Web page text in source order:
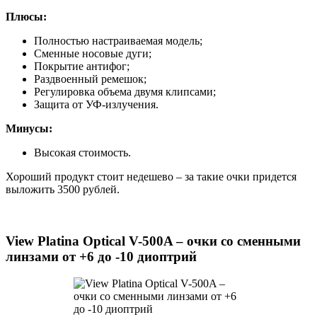
Плюсы:
Полностью настраиваемая модель;
Сменные носовые дуги;
Покрытие антифог;
Раздвоенный ремешок;
Регулировка объема двумя клипсами;
Защита от УФ-излучения.
Минусы:
Высокая стоимость.
Хороший продукт стоит недешево – за такие очки придется
выложить 3500 рублей.
View Platina Optical V-500A – очки со сменными
линзами от +6 до -10 диоптрий